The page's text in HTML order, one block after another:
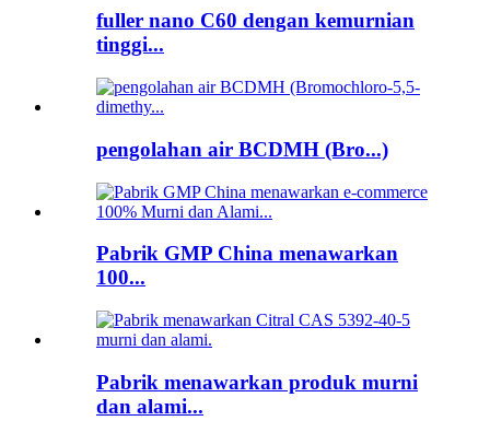
fuller nano C60 dengan kemurnian
tinggi...
pengolahan air BCDMH (Bro...)
Pabrik GMP China menawarkan
100...
Pabrik menawarkan produk murni
dan alami...